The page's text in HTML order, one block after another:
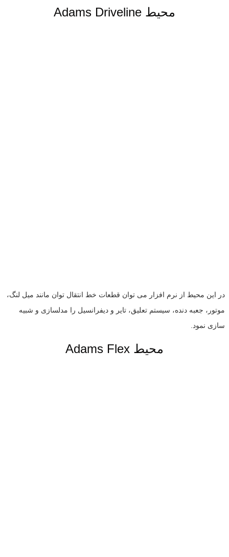
Adams Driveline محیط
در این محیط از نرم افزار می توان قطعات خط انتقال توان مانند میل لنگ،
موتور، جعبه دنده، سیستم تعلیق، تایر و دیفرانسیل را مدلسازی و شبیه
سازی نمود.
محیط Adams Flex